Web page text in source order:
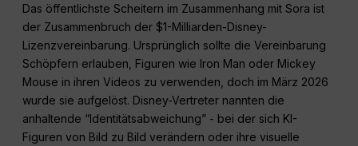
Das öffentlichste Scheitern im Zusammenhang mit Sora ist
der Zusammenbruch der $1-Milliarden-Disney-
Lizenzvereinbarung. Ursprünglich sollte die Vereinbarung
Schöpfern erlauben, Figuren wie Iron Man oder Mickey
Mouse in ihren Videos zu verwenden, doch im März 2026
wurde sie aufgelöst. Disney-Vertreter nannten die
anhaltende “Identitätsabweichung” - bei der sich KI-
Figuren von Bild zu Bild verändern oder ihre visuelle